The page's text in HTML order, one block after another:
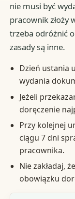
nie musi być
pracownik złoży
trzeba odróżnić
zasady są inne.
Dzień ustania
wydania
Jeżeli
doręczenie
Przy kolejnej
ciągu 7 dni
pracownika.
Nie zakładaj,
obowiązku